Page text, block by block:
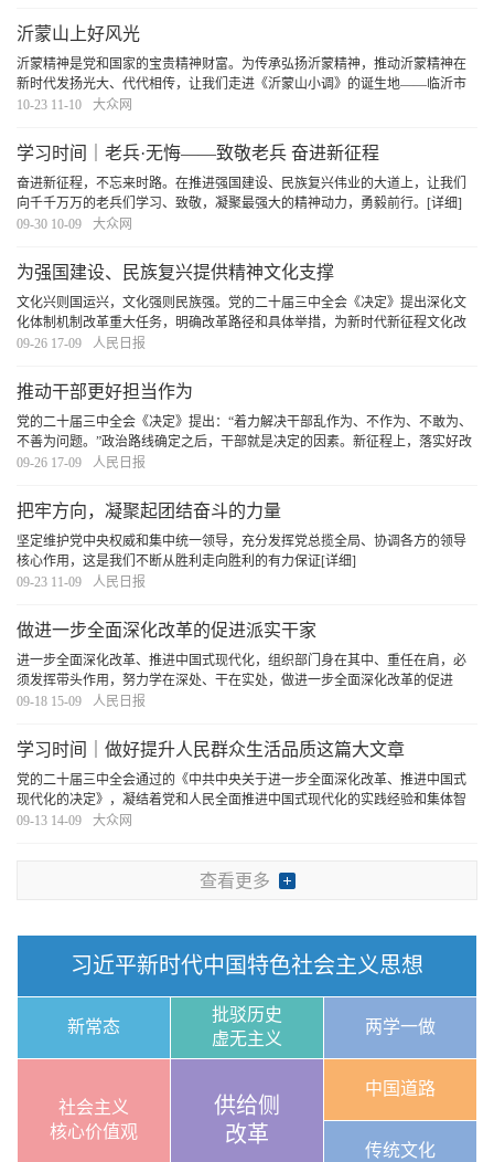
沂蒙山上好风光
沂蒙精神是党和国家的宝贵精神财富。为传承弘扬沂蒙精神，推动沂蒙精神在
新时代发扬光大、代代相传，让我们走进《沂蒙山小调》的诞生地——临沂市
费县薛庄镇白石屋村，聆听《沂蒙山小调》的创作故事，感悟党和人民心连心
10-23 11-10 大众网
学习时间｜老兵·无悔——致敬老兵 奋进新征程
奋进新征程，不忘来时路。在推进强国建设、民族复兴伟业的大道上，让我们
向千千万万的老兵们学习、致敬，凝聚最强大的精神动力，勇毅前行。 [详细]
09-30 10-09
大众网
为强国建设、民族复兴提供精神文化支撑
文化兴则国运兴，文化强则民族强。党的二十届三中全会《决定》提出深化文
化体制机制改革重大任务，明确改革路径和具体举措，为新时代新征程文化改
革发展提供了根本遵循。我们要坚持以习近平文化思想为引领，深入贯彻落实
09-26 17-09 人民日报
推动干部更好担当作为
党的二十届三中全会《决定》提出：“着力解决干部乱作为、不作为、不敢为、
不善为问题。”政治路线确定之后，干部就是决定的因素。新征程上，落实好改
革举措，必须有一支忠诚干净担当的高素质专业化干部队伍。建强干部队伍，
09-26 17-09 人民日报
把牢方向，凝聚起团结奋斗的力量
坚定维护党中央权威和集中统一领导，充分发挥党总揽全局、协调各方的领导
核心作用，这是我们不断从胜利走向胜利的有力保证[详细]
09-23 11-09
人民日报
做进一步全面深化改革的促进派实干家
进一步全面深化改革、推进中国式现代化，组织部门身在其中、重任在肩，必
须发挥带头作用，努力学在深处、干在实处，做进一步全面深化改革的促进
派、实干家。[详细]
09-18 15-09 人民日报
学习时间｜做好提升人民群众生活品质这篇大文章
党的二十届三中全会通过的《中共中央关于进一步全面深化改革、推进中国式
现代化的决定》，凝结着党和人民全面推进中国式现代化的实践经验和集体智
慧，强调进一步全面深化改革必须“聚焦提高人民生活品质”。习近平总书记多次
09-13 14-09 大众网
查看更多
习近平新时代中国特色社会主义思想
新常态
批驳历史
虚无主义
两学一做
社会主义
核心价值观
供给侧
改革
中国道路
传统文化